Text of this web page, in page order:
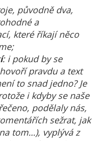
původně dva,
a
které říkají něco
: i pokud by se
pravdu a text
to snad jedno? Je
i kdyby se naše
podělaly nás,
sežrat, jak
tom…), vyplývá z